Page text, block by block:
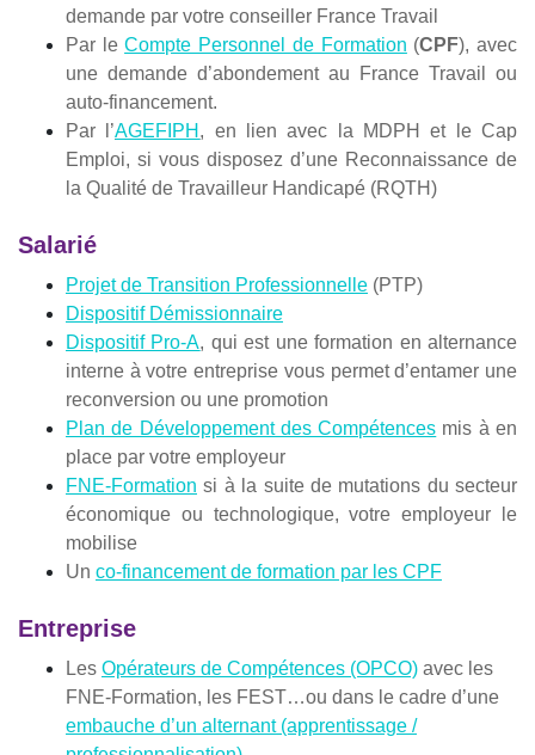
demande par votre conseiller France Travail
Par leCompte Personnel de Formation (CPF), avec
une demande d’abondement au France Travail ou
auto-financement.
Par l’AGEFIPH , en lien avec la MDPH et le Cap
Emploi, si vous disposez d’une Reconnaissance de
la Qualité de Travailleur Handicapé (RQTH)
Salarié
Projet de Transition Professionnelle (PTP)
Dispositif Démissionnaire
Dispositif Pro-A, qui est une formation en alternance
interne à votre entreprise vous permet d’entamer une
reconversion ou une promotion
Plan de Développement des Compétences mis à en
place par votre employeur
FNE-Formation si à la suite de mutations du secteur
économique ou technologique, votre employeur le
mobilise
Un co-financement de formation par les CPF
Entreprise
Les Opérateurs de Compétences (OPCO) avec les
FNE-Formation, les FEST…ou dans le cadre d’une
embauche d’un alternant (apprentissage /